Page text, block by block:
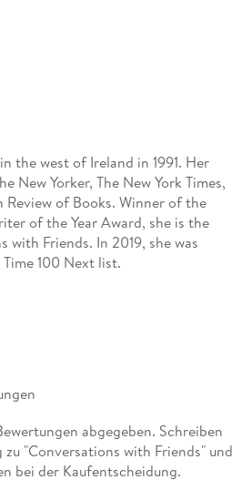
the west of Ireland in 1991. Her
New Yorker, The New York Times,
Review of Books. Winner of the
of the Year Award, she is the
with Friends. In 2019, she was
100 Next list.
abgegeben. Schreiben
zu "Conversations with Friends" und
bei der Kaufentscheidung.